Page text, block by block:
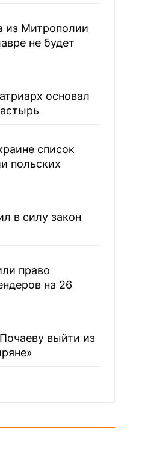
из Митрополии
не будет
основал
список
польских
в силу закон
право
на 26
выйти из